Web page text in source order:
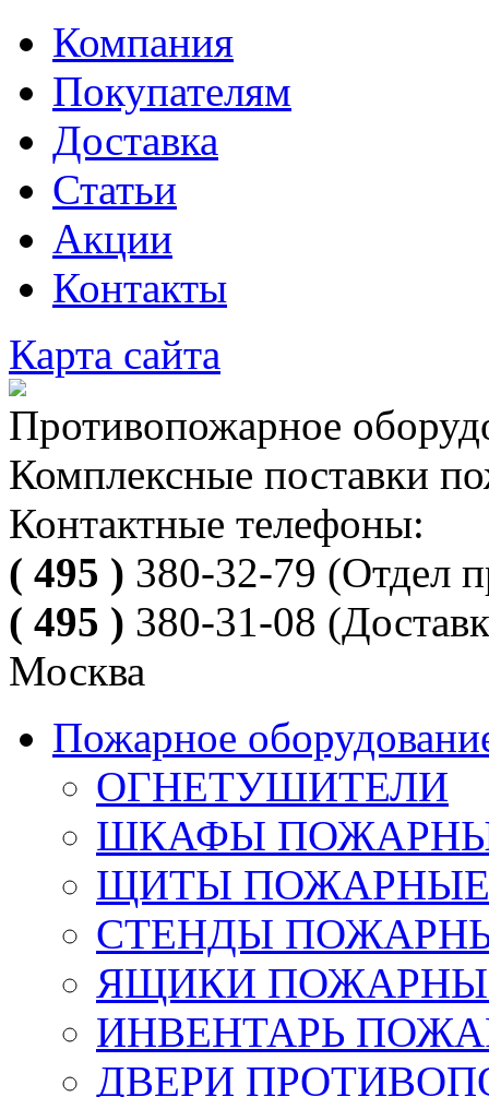
Компания
Покупателям
Доставка
Статьи
Акции
Контакты
Карта сайта
Противопожарное
Комплексные поставки
Контактные телефоны:
( 495 ) 380-32-79 (Отдел
( 495 ) 380-31-08
Москва
Пожарное
ОГНЕТУШИТЕЛИ
ШКАФЫ
ЩИТЫ ПОЖАРНЫЕ
СТЕНДЫ
ЯЩИКИ ПОЖАРНЫЕ
ИНВЕНТАРЬ
ДВЕРИ